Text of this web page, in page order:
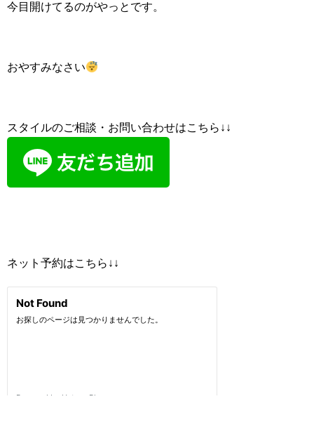
今目開けてるのがやっとです。
おやすみなさい
スタイルのご相談・お問い合わせはこちら↓↓
ネット予約はこちら↓↓